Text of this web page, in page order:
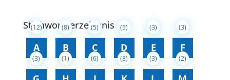
Stichwortverzeichnis
A
(12)
B
(8)
C
(5)
D
(5)
E
(3)
F
(3)
(3) (1) (6) (8) (3) (2)